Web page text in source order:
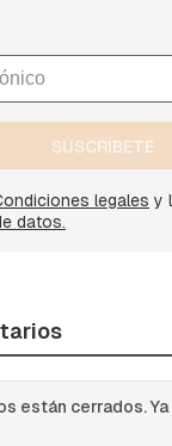
SUSCRÍBETE
legales y
datos.
están cerrados.